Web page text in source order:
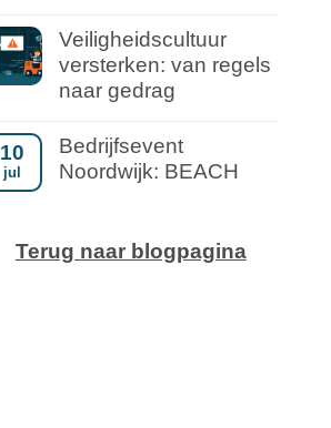
Veiligheidscultuur
versterken: van regels
naar gedrag
10
jul
Bedrijfsevent
Noordwijk: BEACH
Terug naar blogpagina